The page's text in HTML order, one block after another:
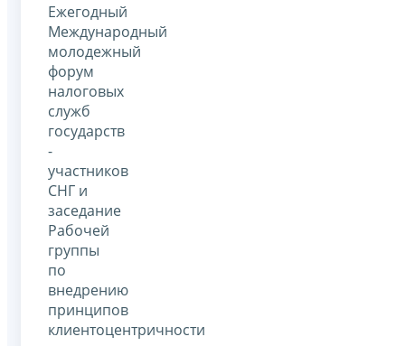
Ежегодный
Международный
молодежный
форум
налоговых
служб
государств
-
участников
СНГ и
заседание
Рабочей
группы
по
внедрению
принципов
клиентоцентричности